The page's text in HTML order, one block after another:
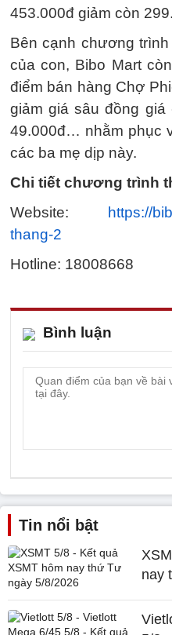
453.000đ giảm còn
Bên cạnh chương
của con, Bibo Mart
điểm bán hàng Chợ
giảm giá sâu đồng giá
49.000đ… nhằm phục
các ba mẹ dịp này.
Chi tiết chương trình
Website:
https://
thang-2
Hotline: 18008668
Bình luận
Tin nổi bật
nay